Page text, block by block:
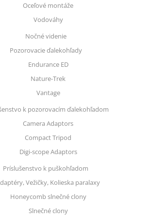
Oceľové montáže
Vodováhy
Nočné videnie
Pozorovacie ďalekohľady
Endurance ED
Nature-Trek
Vantage
k pozorovacím ďalekohľadom
Camera Adaptors
Compact Tripod
Digi-scope Adaptors
Príslušenstvo k puškohľadom
Vežičky, Kolieska paralaxy
Honeycomb slnečné clony
Slnečné clony